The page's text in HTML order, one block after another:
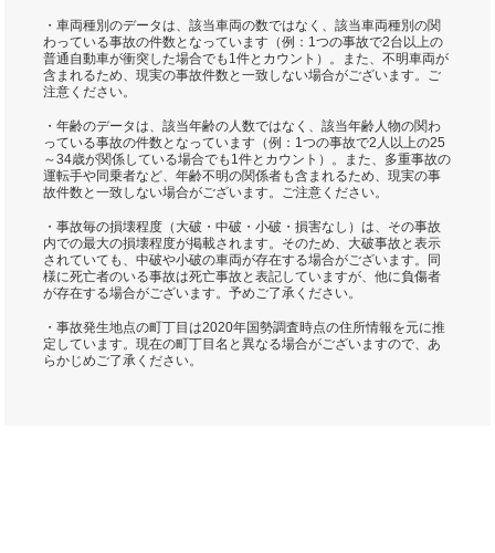
・車両種別のデータは、該当車両の数ではなく、該当車両種別の関
わっている事故の件数となっています（例：1つの事故で2台以上の
普通自動車が衝突した場合でも1件とカウント）。また、不明車両が
含まれるため、現実の事故件数と一致しない場合がございます。ご
注意ください。
・年齢のデータは、該当年齢の人数ではなく、該当年齢人物の関わ
っている事故の件数となっています（例：1つの事故で2人以上の25
～34歳が関係している場合でも1件とカウント）。また、多重事故の
運転手や同乗者など、年齢不明の関係者も含まれるため、現実の事
故件数と一致しない場合がございます。ご注意ください。
・事故毎の損壊程度（大破・中破・小破・損害なし）は、その事故
内での最大の損壊程度が掲載されます。そのため、大破事故と表示
されていても、中破や小破の車両が存在する場合がございます。同
様に死亡者のいる事故は死亡事故と表記していますが、他に負傷者
が存在する場合がございます。予めご了承ください。
・事故発生地点の町丁目は2020年国勢調査時点の住所情報を元に推
定しています。現在の町丁目名と異なる場合がございますので、あ
らかじめご了承ください。